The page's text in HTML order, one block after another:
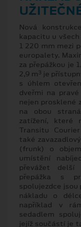
Nová
kapacitu u
1 220 mm mezi
europalety.
za přepážkou je
2,9 m3 je
s úhlem
dveřmi na
nejen prosklené
na obou
zatížení, které
Transitu
také
(frunk) o
umístění
převážet delší
přepážka s
spolujezdce jsou
nákladu o
například v
sedadlem
jejíž součástí je